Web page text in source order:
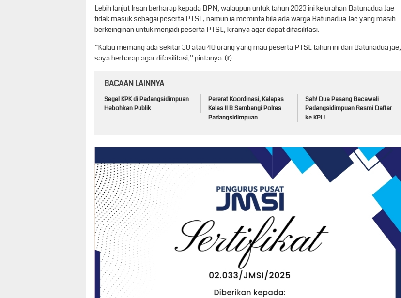
Lebih lanjut Irsan berharap kepada BPN, walaupun untuk tahun 2023 ini kelurahan Batunadua Jae
tidak masuk sebagai peserta PTSL, namun ia meminta bila ada warga Batunadua Jae yang masih
berkeinginan untuk menjadi peserta PTSL, kiranya agar dapat difasilitasi.
“Kalau memang ada sekitar 30 atau 40 orang yang mau peserta PTSL tahun ini dari Batunadua jae,
saya berharap agar difasilitasi,” pintanya. (r)
BACAAN LAINNYA
Segel KPK di Padangsidimpuan
Hebohkan Publik
Pererat Koordinasi, Kalapas
Kelas II B Sambangi Polres
Padangsidimpuan
Sah! Dua Pasang Bacawali
Padangsidimpuan Resmi Daftar
ke KPU